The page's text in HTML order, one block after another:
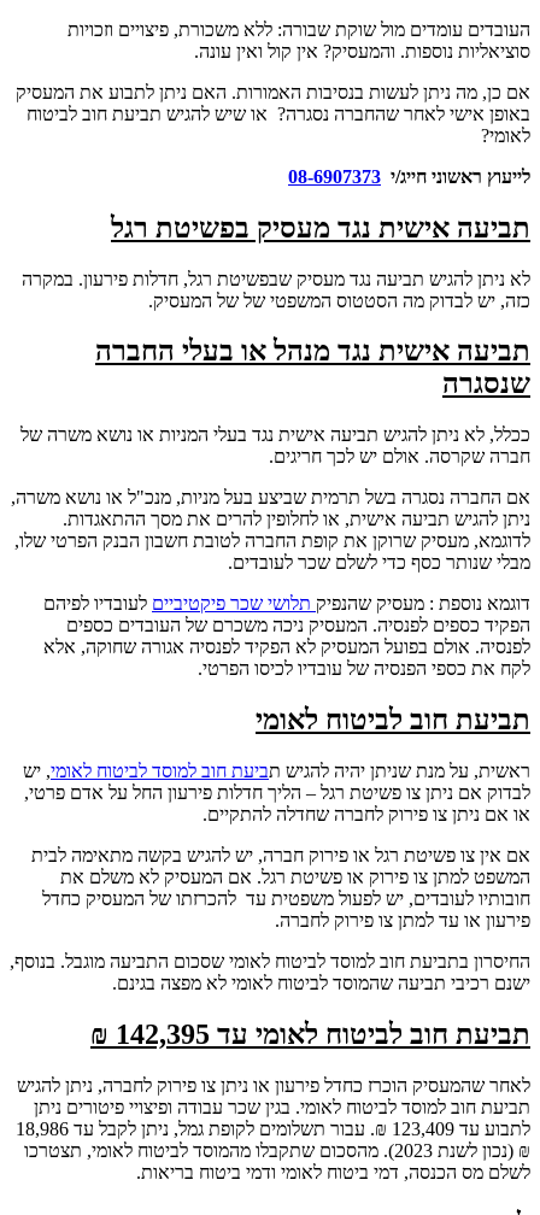
העובדים עומדים מול שוקת שבורה: ללא משכורת, פיצויים וזכויות
סוציאליות נוספות. והמעסיק? אין קול ואין עונה.
אם כן, מה ניתן לעשות בנסיבות האמורות. האם ניתן לתבוע את המעסיק
באופן אישי לאחר שהחברה נסגרה? או שיש להגיש תביעת חוב לביטוח
לאומי?
לייעוץ ראשוני חייג/י 08-6907373
תביעה אישית נגד מעסיק בפשיטת רגל
לא ניתן להגיש תביעה נגד מעסיק שבפשיטת רגל, חדלות פירעון. במקרה
כזה, יש לבדוק מה הסטטוס המשפטי של של המעסיק.
תביעה אישית נגד מנהל או בעלי החברה
שנסגרה
ככלל, לא ניתן להגיש תביעה אישית נגד בעלי המניות או נושא משרה של
חברה שקרסה. אולם יש לכך חריגים.
אם החברה נסגרה בשל תרמית שביצע בעל מניות, מנכ"ל או נושא משרה,
ניתן להגיש תביעה אישית, או לחלופין להרים את מסך ההתאגדות.
לדוגמא, מעסיק שרוקן את קופת החברה לטובת חשבון הבנק הפרטי שלו,
מבלי שנותר כסף כדי לשלם שכר לעובדים.
דוגמא נוספת : מעסיק שהנפיק תלושי שכר פיקטיביים לעובדיו לפיהם
הפקיד כספים לפנסיה. המעסיק ניכה משכרם של העובדים כספים
לפנסיה. אולם בפועל המעסיק לא הפקיד לפנסיה אגורה שחוקה, אלא
לקח את כספי הפנסיה של עובדיו לכיסו הפרטי.
תביעת חוב לביטוח לאומי
ראשית, על מנת שניתן יהיה להגיש תביעת חוב למוסד לביטוח לאומי, יש
לבדוק אם ניתן צו פשיטת רגל – הליך חדלות פירעון החל על אדם פרטי,
או אם ניתן צו פירוק לחברה שחדלה להתקיים.
אם אין צו פשיטת רגל או פירוק חברה, יש להגיש בקשה מתאימה לבית
המשפט למתן צו פירוק או פשיטת רגל. אם המעסיק לא משלם את
חובותיו לעובדים, יש לפעול משפטית עד להכרזתו של המעסיק כחדל
פירעון או עד למתן צו פירוק לחברה.
החיסרון בתביעת חוב למוסד לביטוח לאומי שסכום התביעה מוגבל. בנוסף,
ישנם רכיבי תביעה שהמוסד לביטוח לאומי לא מפצה בגינם.
תביעת חוב לביטוח לאומי עד 142,395 ₪
לאחר שהמעסיק הוכרז כחדל פירעון או ניתן צו פירוק לחברה, ניתן להגיש
תביעת חוב למוסד לביטוח לאומי. בגין שכר עבודה ופיצויי פיטורים ניתן
לתבוע עד 123,409 ₪. עבור תשלומים לקופת גמל, ניתן לקבל עד 18,986
₪ (נכון לשנת 2023). מהסכום שתקבלו מהמוסד לביטוח לאומי, תצטרכו
לשלם מס הכנסה, דמי ביטוח לאומי ודמי ביטוח בריאות.